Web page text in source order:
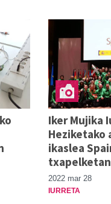
Iker Mujika
Heziketako
ikaslea
2022 mar 28
IURRETA